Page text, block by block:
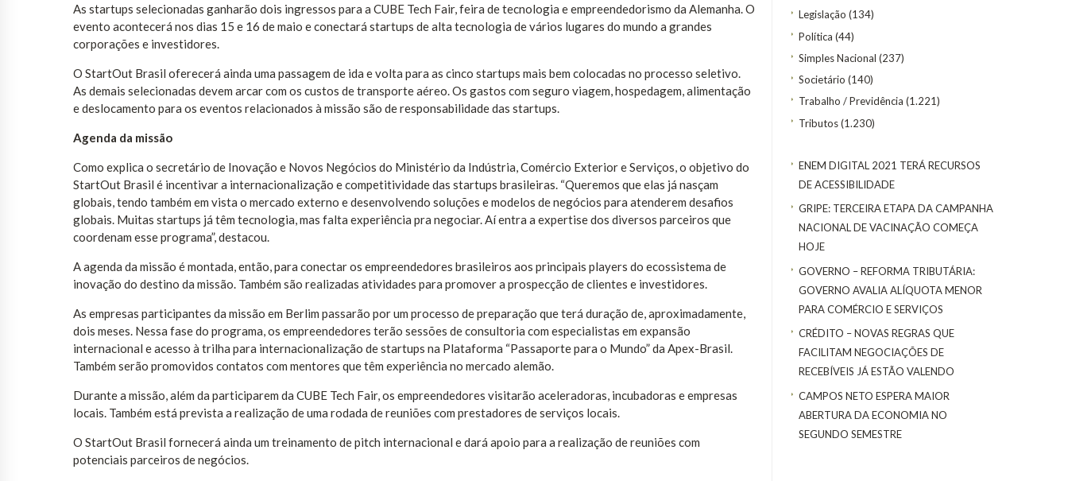
Legislação (134)
Política (44)
Simples Nacional (237)
Societário (140)
Trabalho / Previdência (1.221)
Tributos(1.230)
ENEM DIGITAL 2021 TERÁ RECURSOS
DE ACESSIBILIDADE
GRIPE: TERCEIRA ETAPA DA CAMPANHA
NACIONAL DE VACINAÇÃO COMEÇA
HOJE
GOVERNO – REFORMA TRIBUTÁRIA:
GOVERNO AVALIA ALÍQUOTA MENOR
PARA COMÉRCIO E SERVIÇOS
CRÉDITO – NOVAS REGRAS QUE
FACILITAM NEGOCIAÇÕES DE
RECEBÍVEIS JÁ ESTÃO VALENDO
CAMPOS NETO ESPERA MAIOR
ABERTURA DA ECONOMIA NO
SEGUNDO SEMESTRE
As startups selecionadas ganharão dois ingressos para a CUBE Tech Fair, feira de tecnologia e empreendedorismo da Alemanha. O
evento acontecerá nos dias 15 e 16 de maio e conectará startups de alta tecnologia de vários lugares do mundo a grandes
corporações e investidores.
O StartOut Brasil oferecerá ainda uma passagem de ida e volta para as cinco startups mais bem colocadas no processo seletivo.
As demais selecionadas devem arcar com os custos de transporte aéreo. Os gastos com seguro viagem, hospedagem, alimentação
e deslocamento para os eventos relacionados à missão são de responsabilidade das startups.
Agenda da missão
Como explica o secretário de Inovação e Novos Negócios do Ministério da Indústria, Comércio Exterior e Serviços, o objetivo do
StartOut Brasil é incentivar a internacionalização e competitividade das startups brasileiras. “Queremos que elas já nasçam
globais, tendo também em vista o mercado externo e desenvolvendo soluções e modelos de negócios para atenderem desafios
globais. Muitas startups já têm tecnologia, mas falta experiência pra negociar. Aí entra a expertise dos diversos parceiros que
coordenam esse programa”, destacou.
A agenda da missão é montada, então, para conectar os empreendedores brasileiros aos principais players do ecossistema de
inovação do destino da missão. Também são realizadas atividades para promover a prospecção de clientes e investidores.
As empresas participantes da missão em Berlim passarão por um processo de preparação que terá duração de, aproximadamente,
dois meses. Nessa fase do programa, os empreendedores terão sessões de consultoria com especialistas em expansão
internacional e acesso à trilha para internacionalização de startups na Plataforma “Passaporte para o Mundo” da Apex-Brasil.
Também serão promovidos contatos com mentores que têm experiência no mercado alemão.
Durante a missão, além da participarem da CUBE Tech Fair, os empreendedores visitarão aceleradoras, incubadoras e empresas
locais. Também está prevista a realização de uma rodada de reuniões com prestadores de serviços locais.
O StartOut Brasil fornecerá ainda um treinamento de pitch internacional e dará apoio para a realização de reuniões com
potenciais parceiros de negócios.